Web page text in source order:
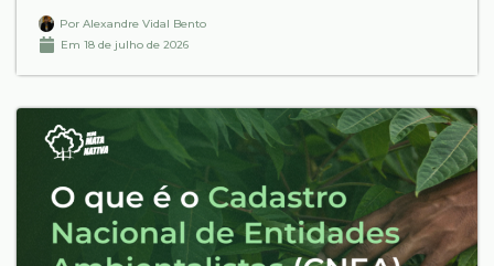
Por Alexandre Vidal Bento
Em 18 de julho de 2026